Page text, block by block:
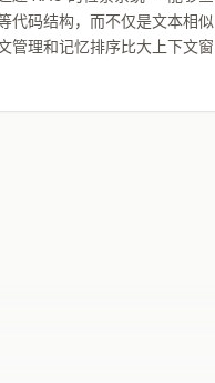
代码结构，而不仅是文本相似
管理和记忆排序比大上下文窗